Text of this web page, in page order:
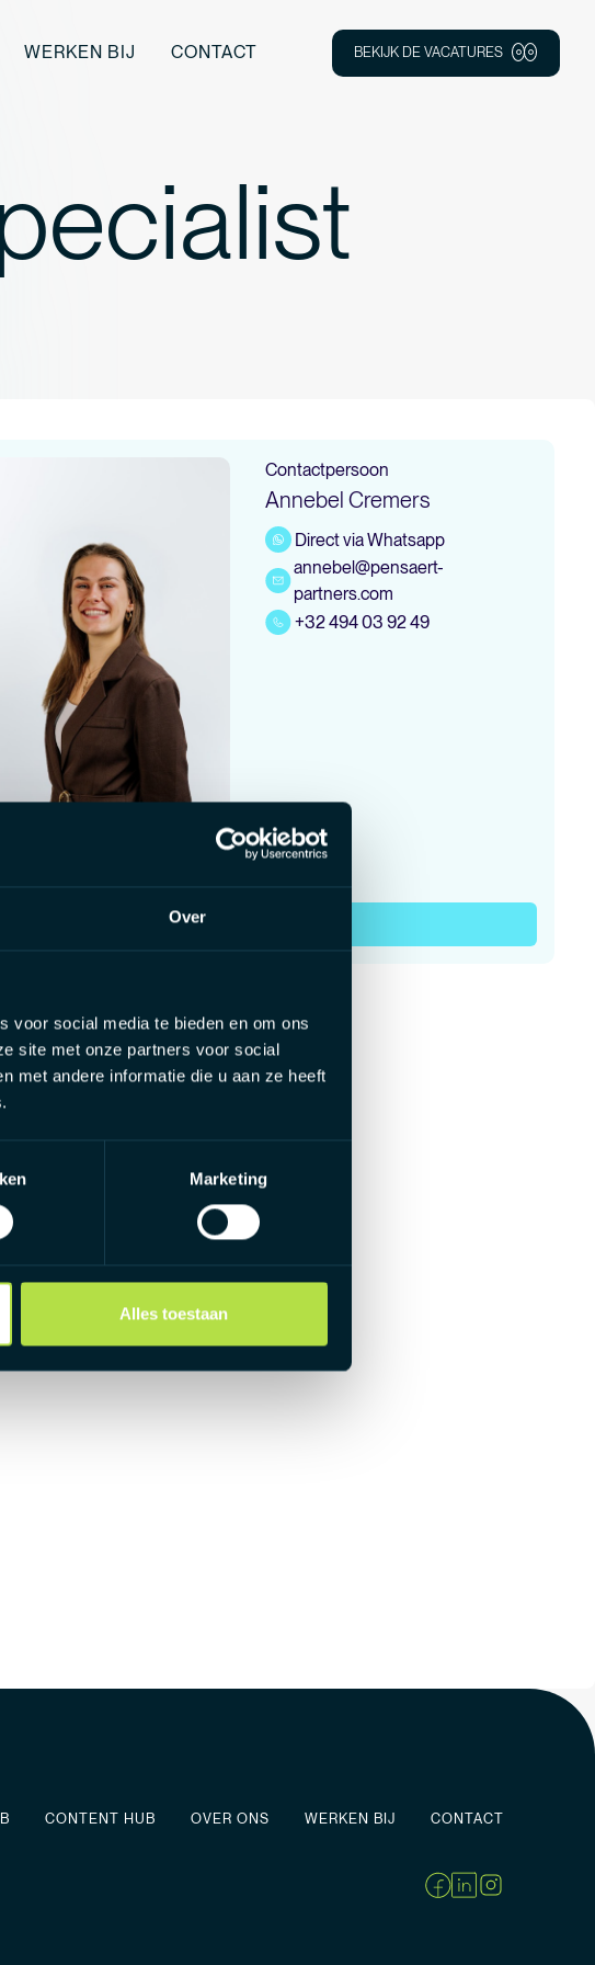
Over
voor social media te bieden en om ons
site met onze partners voor social
met andere informatie die u aan ze heeft
Marketing
Alles toestaan
WERKEN BIJ CONTACT BEKIJK DE VACATURES
Contactpersoon
Annebel Cremers
Direct via Whatsapp
annebel@pensaert-
partners.com
+32 494 03 92 49
Nu solliciteren
CONTENT HUB OVER ONS WERKEN BIJ CONTACT